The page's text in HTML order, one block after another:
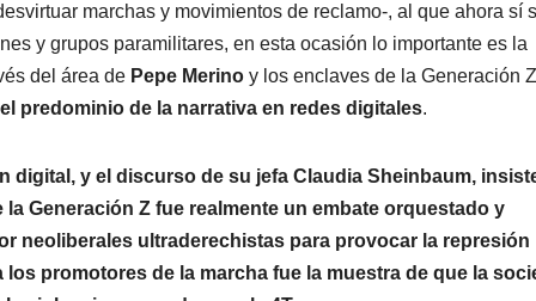
marchas y movimientos de reclamo-, al que ahora sí
y grupos paramilitares, en esta ocasión lo importante es la
del área de Pepe Merino y los enclaves de la Generación
predominio de la narrativa en redes digitales.
digital, y el discurso de su jefa Claudia Sheinbaum,
la Generación Z fue realmente un embate orquestado y
neoliberales ultraderechistas para provocar la represión
promotores de la marcha fue la muestra de que la